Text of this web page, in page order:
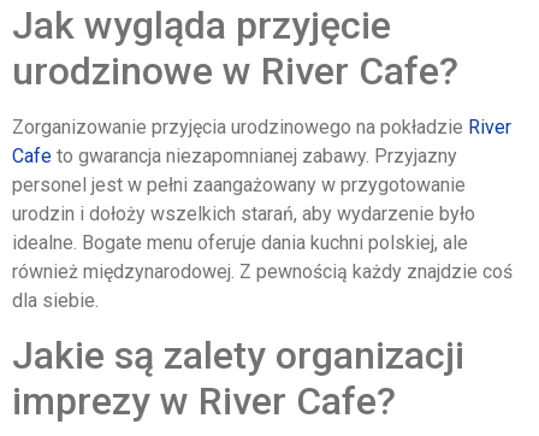
Jak wygląda przyjęcie
urodzinowe w River Cafe?
Zorganizowanie przyjęcia urodzinowego na pokładzie River
Cafe to gwarancja niezapomnianej zabawy. Przyjazny
personel jest w pełni zaangażowany w przygotowanie
urodzin i dołoży wszelkich starań, aby wydarzenie było
idealne. Bogate menu oferuje dania kuchni polskiej, ale
również międzynarodowej. Z pewnością każdy znajdzie coś
dla siebie.
Jakie są zalety organizacji
imprezy w River Cafe?